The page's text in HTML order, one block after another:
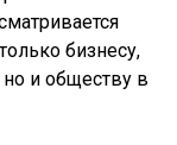
бизнесу,
и обществу в